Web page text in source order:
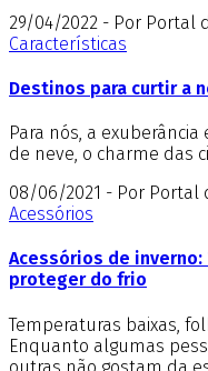
29/04/2022 - Por Portal
Características
Destinos para curtir a
Para nós, a
de neve, o charme das
08/06/2021 - Por Portal
Acessórios
Acessórios de
proteger do frio
Temperaturas baixas,
Enquanto algumas
outras não gostam da